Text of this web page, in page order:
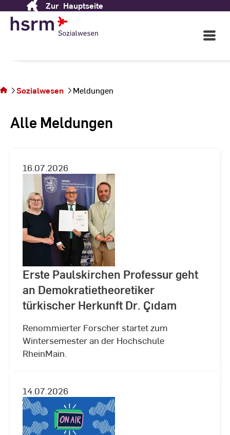
Content
Zur Hauptseite
Open
Main
sich aufSozialwesen Meldungen
Alle Meldungen
16.07.2026
Erste Paulskirchen Professur geht
an Demokratietheoretiker
türkischer Herkunft Dr. Çıdam
Renommierter Forscher startet zum
Wintersemester an der Hochschule
RheinMain.
14.07.2026